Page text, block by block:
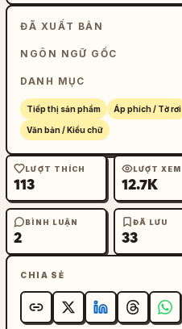
ĐÃ XUẤT BẢN
NGÔN NGỮ GỐC
DANH MỤC
Tiếp thị sản phẩm Áp phích / Tờ rơi
Văn bản / Kiểu chữ
LƯỢT THÍCH
113
LƯỢT XEM
12.7K
BÌNH LUẬN
2
ĐÃ LƯU
33
CHIA SẺ